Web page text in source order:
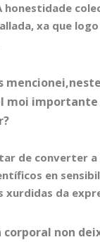
honestidade
xa que
moi importante
de converter a
en
xurdidas da
corporal non